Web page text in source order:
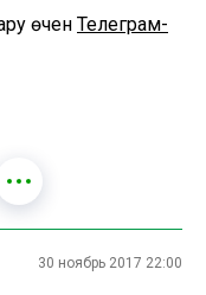
өчен Телеграм-
30 ноябрь 2017 22:00